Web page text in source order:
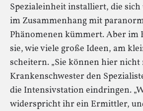
Spezialeinheit installiert, die
im Zusammenhang mit
Phänomenen kümmert. Aber im
sie, wie viele große Ideen, am
scheitern. „Sie können hier nicht
Krankenschwester den
die Intensivstation eindringen.
widerspricht ihr ein Ermittler,